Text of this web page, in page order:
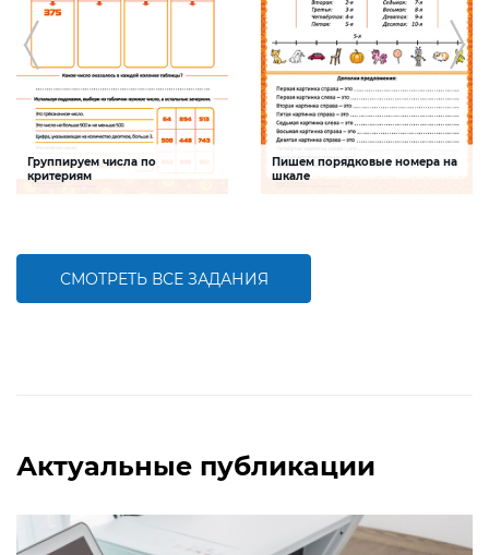
Группируем числа по
критериям
Пишем порядковые номера на
шкале
работать с числами первого десятка
СМОТРЕТЬ ВСЕ ЗАДАНИЯ
Актуальные публикации